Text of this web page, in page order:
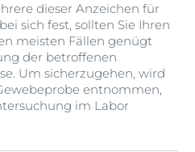
dieser Anzeichen für
sich fest, sollten Sie Ihren
meisten Fällen genügt
der betroffenen
Um sicherzugehen, wird
entnommen,
im Labor